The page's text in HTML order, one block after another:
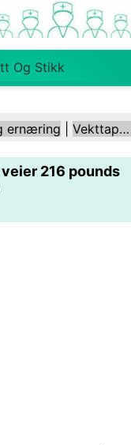
Og Stikk
Folkehelse Og
ernæring Vekttap etter fødsel
216 pounds